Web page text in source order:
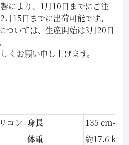
により、1月10日までにご注
15日までに出荷可能です。
ついては、生産開始は3月20日
くお願い申し上げます。
コン 身長
135 cm-AA
体重
約17.6 kg